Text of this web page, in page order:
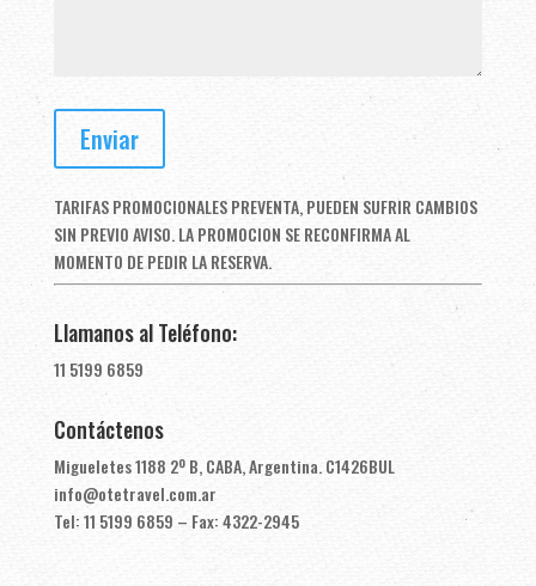
TARIFAS PROMOCIONALES PREVENTA, PUEDEN SUFRIR CAMBIOS
SIN PREVIO AVISO. LA PROMOCION SE RECONFIRMA AL
MOMENTO DE PEDIR LA RESERVA.
Llamanos al Teléfono:
11 5199 6859
Contáctenos
Migueletes 1188 2º B, CABA, Argentina. C1426BUL
info@otetravel.com.ar
Tel: 11 5199 6859 – Fax: 4322-2945